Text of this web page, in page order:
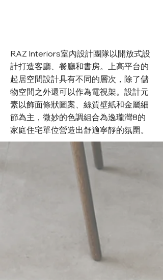
RAZ Interiors室內設計團隊以開放式設
計打造客廳、餐廳和書房。上高平台的
起居空間設計具有不同的層次，除了儲
物空間之外還可以作為電視架。設計元
素以飾面條狀圖案、絲質壁紙和金屬細
節為主，微妙的色調組合為逸瓏灣8的
家庭住宅單位營造出舒適寧靜的氛圍。